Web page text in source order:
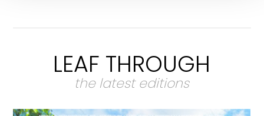
LEAF THROUGH
the latest editions